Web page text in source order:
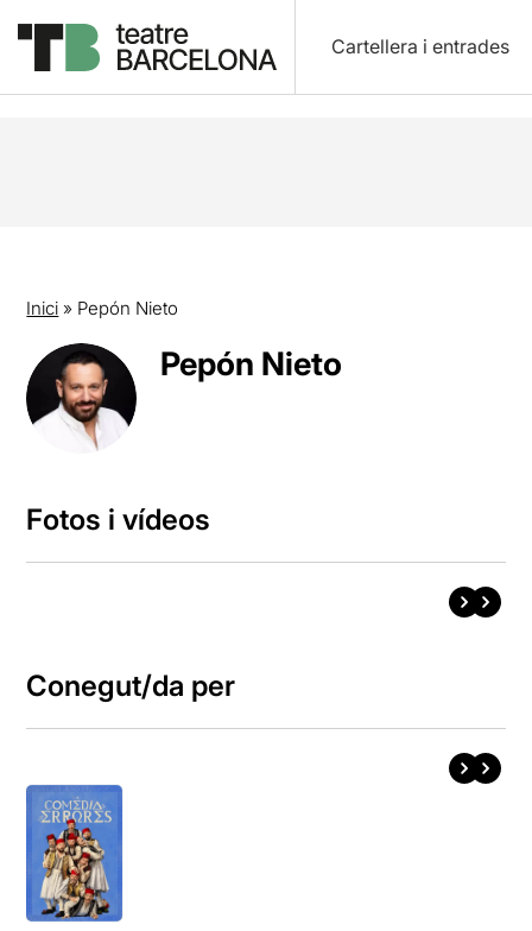
Cartellera i entrades
Inici » Pepón Nieto
Pepón Nieto
Fotos i vídeos
Conegut/da per